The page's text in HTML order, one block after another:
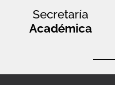
Secretaría
Académica